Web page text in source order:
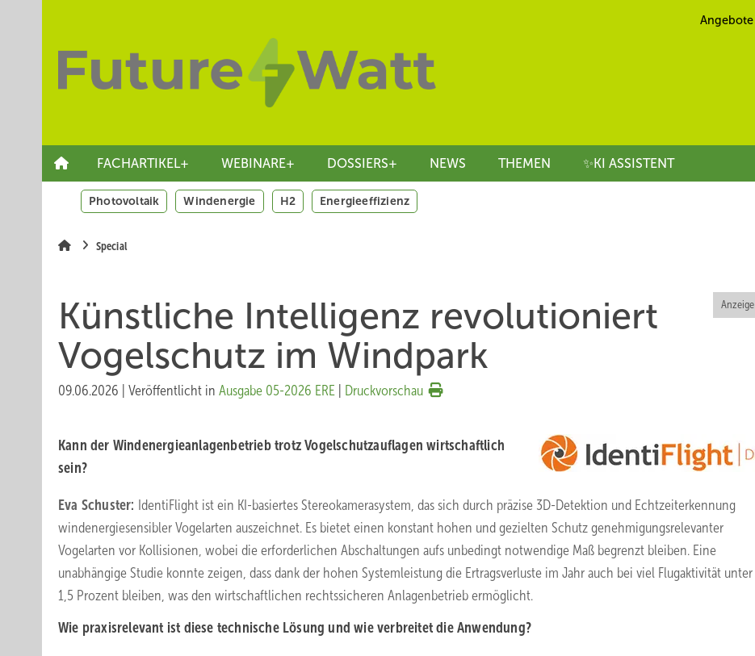
Angebote
FACHARTIKEL+ WEBINARE+ DOSSIERS+ NEWS THEMEN ✨KI ASSISTENT
Photovoltaik Windenergie H2 Energieeffizienz
Special
Anzeige
Künstliche Intelligenz revolutioniert
Vogelschutz im Windpark
09.06.2026 Veröffentlicht in Ausgabe 05-2026 ERE Druckvorschau
Kann der Windenergieanlagenbetrieb trotz Vogelschutzauflagen wirtschaftlich
sein?
Eva Schuster: IdentiFlight ist ein KI-basiertes Stereokamerasystem, das sich durch präzise 3D-Detektion und Echtzeiterkennung
windenergiesensibler Vogelarten auszeichnet. Es bietet einen konstant hohen und gezielten Schutz genehmigungsrelevanter
Vogelarten vor Kollisionen, wobei die erforderlichen Abschaltungen aufs unbedingt notwendige Maß begrenzt bleiben. Eine
unabhängige Studie konnte zeigen, dass dank der hohen Systemleistung die Ertragsverluste im Jahr auch bei viel Flugaktivität unter
1,5 Prozent bleiben, was den wirtschaftlichen rechtssicheren Anlagenbetrieb ermöglicht.
Wie praxisrelevant ist diese technische Lösung und wie verbreitet die Anwendung?